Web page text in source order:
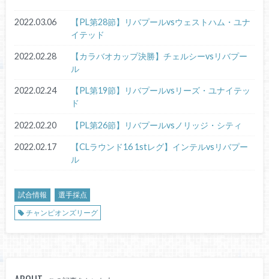
2022.03.06
【PL第28節】リバプールvsウェストハム・ユナ
イテッド
2022.02.28
【カラバオカップ決勝】チェルシーvsリバプー
ル
2022.02.24
【PL第19節】リバプールvsリーズ・ユナイテッ
ド
2022.02.20 【PL第26節】リバプールvsノリッジ・シティ
2022.02.17
【CLラウンド16 1stレグ】インテルvsリバプー
ル
試合情報
選手採点
チャンピオンズリーグ